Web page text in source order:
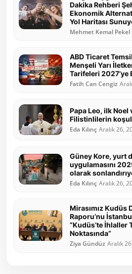
Dakika Rehberi
Ekonomik
Yol Haritası
Mehmet Kemal Pekel
ABD Ticaret
Menşeli Yarı
Tarifeleri 2027’ye
Fatih Can Cengiz
Papa Leo, ilk Noel
Filistinlilerin
Eda Kılınç Aralık 26,
Güney Kore, yurt
uygulamasını
olarak
Eda Kılınç Aralık 26,
Mirasımız Kudüs
Raporu’nu
“Kudüs’te İhlaller
Noktasında”
Ziya Gündüz Aralık